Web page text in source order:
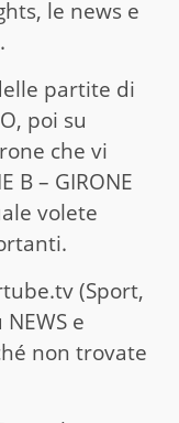
le news e
.
partite di
poi su
che vi
B – GIRONE
volete
(Sport,
e
non trovate